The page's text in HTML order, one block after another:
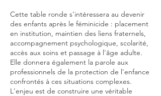
Cette table ronde s'intéressera au devenir
des enfants après le féminicide : placement
en institution, maintien des liens fraternels,
accompagnement psychologique, scolarité,
accès aux soins et passage à l'âge adulte.
Elle donnera également la parole aux
professionnels de la protection de l'enfance
confrontés à ces situations complexes.
L'enjeu est de construire une véritable